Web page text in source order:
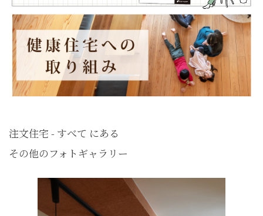
注文住宅 - すべて にある
その他のフォトギャラリー